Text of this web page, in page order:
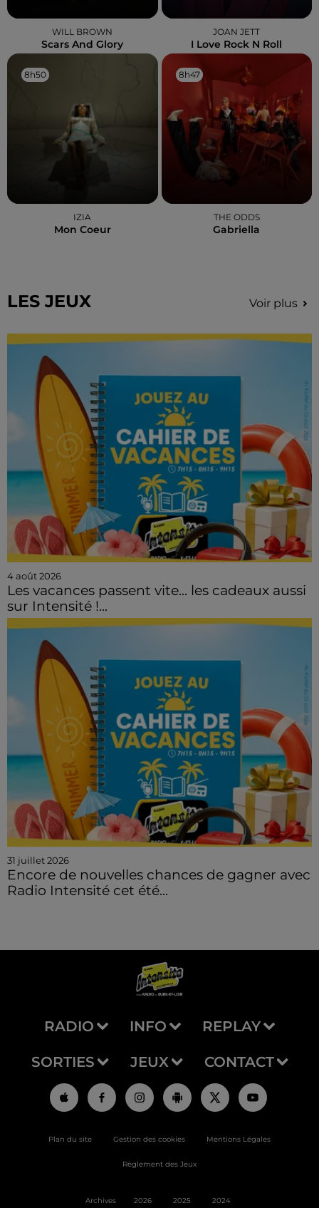
WILL BROWN
Scars And Glory
JOAN JETT
I Love Rock N Roll
8h50
8h50
IZIA
Mon Coeur
8h47
8h47
THE ODDS
Gabriella
LES JEUX Voir plus
4 août 2026
Les vacances passent vite... les cadeaux aussi
sur Intensité !...
31 juillet 2026
Encore de nouvelles chances de gagner avec
Radio Intensité cet été...
RADIO INFO REPLAY
SORTIES JEUX CONTACT
Plan du site Gestion des cookies Mentions Légales
Règlement des Jeux
Archives 2026 2025 2024